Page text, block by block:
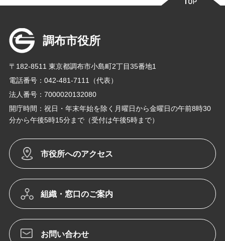
調布市役所
〒182-8511 東京都調布市小島町2丁目35番地1
電話番号：042-481-7111（代表）
法人番号：7000020132080
開庁時間：祝日・年末年始を除く月曜日から金曜日の午前8時30
分から午後5時15分まで（受付は午後5時まで）
市役所へのアクセス
組織・窓口のご案内
お問い合わせ